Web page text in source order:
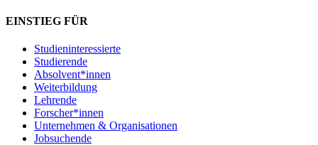
EINSTIEG FÜR
Studieninteressierte
Studierende
Absolvent*innen
Weiterbildung
Lehrende
Forscher*innen
Unternehmen & Organisationen
Jobsuchende